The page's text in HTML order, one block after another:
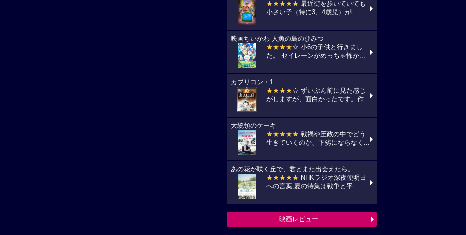
★★★★★ 最近街を歩いていても
小さい子（特に3、4歳児）がi...
映画ちいかわ 人魚の島のひみつ
★★★★☆ 小6の子供と行きまし
た。 セイレーンがめっちゃ怖か...
カプリコン・1
★★★★☆ ずいぶん前に見た感じ
がしますが、面白かったです。作...
大統領のケーキ
★★★★★ 戦禍や圧政の中でどう
生きていくのか、下劣にならなく...
あの花が咲く丘で、君とまた出会えたら。
★★★★★ NHKラジオ深夜便明日
への言葉,夏の特集は戦争と平...
映画レビュー